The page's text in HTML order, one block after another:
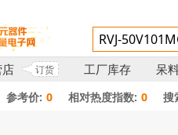
订货 工厂库存 呆
参考价: 0 相对热度指数: 0 搜